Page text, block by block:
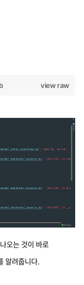
view raw
오는 것이 바로
알려줍니다.